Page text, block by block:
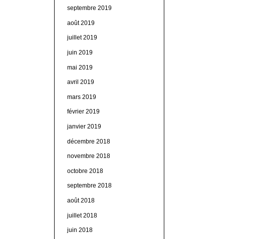
septembre 2019
août 2019
juillet 2019
juin 2019
mai 2019
avril 2019
mars 2019
février 2019
janvier 2019
décembre 2018
novembre 2018
octobre 2018
septembre 2018
août 2018
juillet 2018
juin 2018